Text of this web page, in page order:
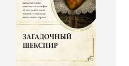
В корзину